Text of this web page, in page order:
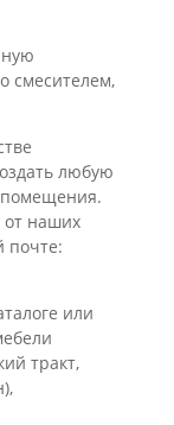
смесителем,
любую
от наших
почте:
или
тракт,